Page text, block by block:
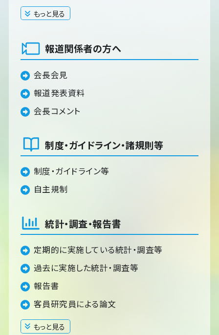
もっと見る
閉じる
報道関係者の方へ
会長会見
報道発表資料
会長コメント
制度・ガイドライン・諸規則等
制度・ガイドライン等
自主規制
統計・調査・報告書
定期的に実施している統計・調査等
過去に実施した統計・調査等
報告書
客員研究員による論文
もっと見る
閉じる